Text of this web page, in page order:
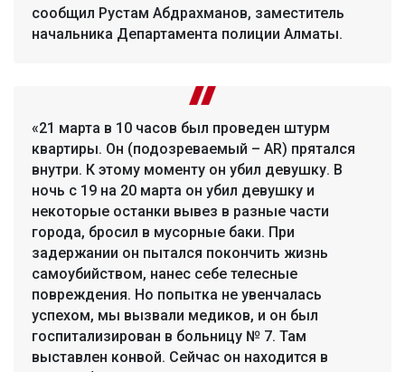
сообщил Рустам Абдрахманов, заместитель
начальника Департамента полиции Алматы.
«21 марта в 10 часов был проведен штурм
квартиры. Он (подозреваемый – AR) прятался
внутри. К этому моменту он убил девушку. В
ночь с 19 на 20 марта он убил девушку и
некоторые останки вывез в разные части
города, бросил в мусорные баки. При
задержании он пытался покончить жизнь
самоубийством, нанес себе телесные
повреждения. Но попытка не увенчалась
успехом, мы вызвали медиков, и он был
госпитализирован в больницу № 7. Там
выставлен конвой. Сейчас он находится в